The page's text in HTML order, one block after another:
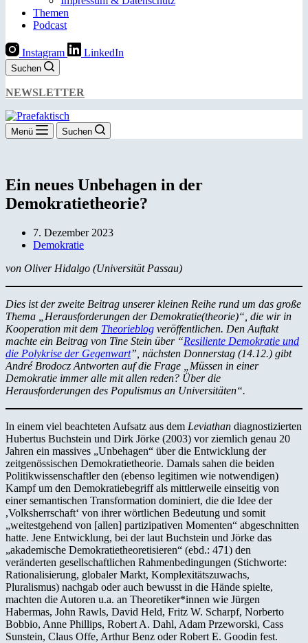
Themen
Podcast
Instagram LinkedIn
Suchen
NEWSLETTER
Menü Suchen
Ein neues Unbehagen in der
Demokratietheorie?
7. Dezember 2023
Demokratie
von Oliver Hidalgo (Universität Passau)
Dies ist der zweite Beitrag unserer kleinen Reihe rund um das große
Thema „Herausforderungen der Demokratie(theorie)“, die wir in
Kooperation mit dem Theorieblog veröffentlichen. Den Auftakt
machte ein Beitrag von Tine Stein über “Resiliente Demokratie und
die Polykrise der Gegenwart”, nächsten Donnerstag (14.12.) gibt
André Brodocz Antworten auf die Frage „Müssen in einer
Demokratie immer alle mit allen reden? Über die
Herausforderungen des Populismus an Universitäten“.
In einem viel beachteten Aufsatz aus dem Leviathan diagnostizierten
Hubertus Buchstein und Dirk Jörke (2003) vor ziemlich genau 20
Jahren ein massives „Unbehagen“ über die Entwicklung der
zeitgenössischen Demokratietheorie. Damals sahen die beiden
Politikwissenschaftler den (ebenso legitimen wie notwendigen)
Kampf um den Demokratiebegriff als mittlerweile einseitig von
einer semantischen Transformation dominiert, die die Idee der
,Volksherrschaft‘ von ihrer wörtlichen Bedeutung und somit
„weitestgehend von [allen] partizipativen Momenten“ abgeschnitten
hatte. Jene Entwicklung, bei der laut Buchstein und Jörke das
„akademische Demokratietheoretisieren“ (ebd.: 471) den
veränderten gesellschaftlichen Rahmenbedingungen (Stichworte:
Rationalisierung, globaler Markt, Komplexitätszuwachs,
Pluralismus) nachgab oder auch bewusst in die Hände spielte,
machten die Autoren u.a. an Theoretiker*innen wie Jürgen
Habermas, John Rawls, David Held, Fritz W. Scharpf, Norberto
Bobbio, Anne Phillips, Robert A. Dahl, Adam Przeworski, Cass
Sunstein, Claus Offe, Arthur Benz oder Robert E. Goodin fest.